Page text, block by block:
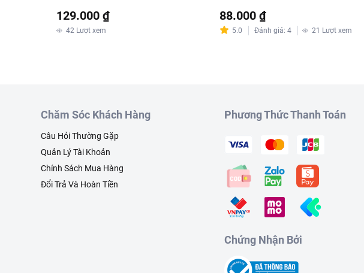
Salad trái cây
129.000 ₫
42 Lượt xem
88.000 ₫
5.0 Đánh giá: 4 21 Lượt xem
Chăm Sóc Khách Hàng
Câu Hỏi Thường Gặp
Quản Lý Tài Khoản
Chính Sách Mua Hàng
Đổi Trả Và Hoàn Tiền
Phương Thức Thanh Toán
Chứng Nhận Bởi